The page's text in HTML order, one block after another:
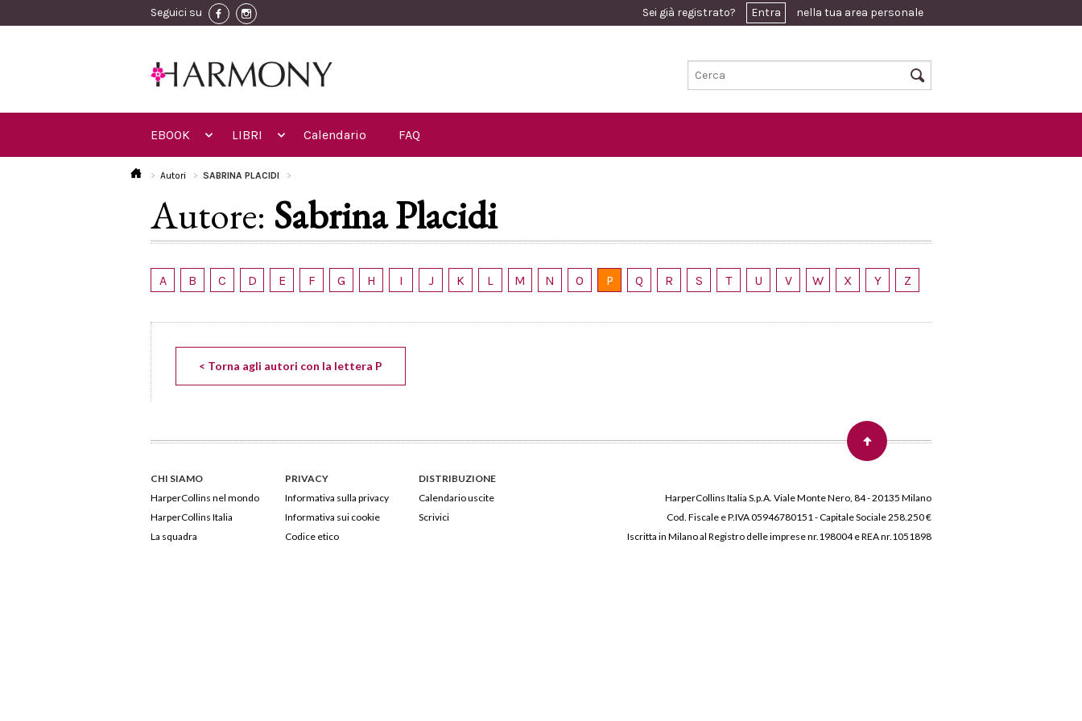
Seguici su Sei già registrato? Entra nella tua area personale
EBOOK LIBRI Calendario FAQ
Autori SABRINA PLACIDI
Autore: Sabrina Placidi
A B C D E F G H I J K L M N O P Q R S T U V W X Y Z
< Torna agli autori con la lettera P
CHI SIAMO
HarperCollins nel mondo
HarperCollins Italia
La squadra
PRIVACY
Informativa sulla privacy
Informativa sui cookie
Codice etico
DISTRIBUZIONE
Calendario uscite
Scrivici
HarperCollins Italia S.p.A. Viale Monte Nero, 84 - 20135 Milano
Cod. Fiscale e P.IVA 05946780151 - Capitale Sociale 258.250 €
Iscritta in Milano al Registro delle imprese nr.198004 e REA nr.1051898